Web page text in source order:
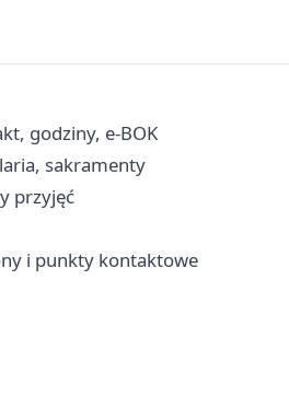
godziny, e-BOK
sakramenty
przyjęć
i punkty kontaktowe